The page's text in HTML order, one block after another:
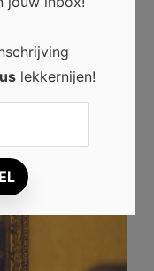
jaren lag het
oceaan en waren
lekkernijen!